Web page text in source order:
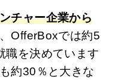
チャー企業から
OfferBoxでは約5
職を決めています
約30％と大きな